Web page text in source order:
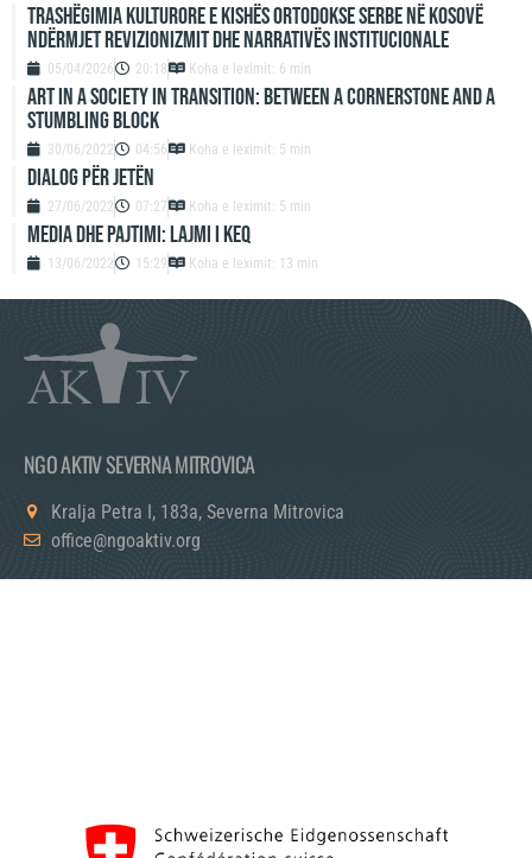
Trashëgimia kulturore e Kishës Ortodokse Serbe në Kosovë
ndërmjet revizionizmit dhe narrativës institucionale
05/04/2026 20:18 Koha e leximit: 6 min
ART IN A SOCIETY IN TRANSITION: BETWEEN A CORNERSTONE AND A
STUMBLING BLOCK
30/06/2022 04:56 Koha e leximit: 5 min
DIALOG PËR JETËN
27/06/2022 07:27 Koha e leximit: 5 min
MEDIA DHE PAJTIMI: LAJMI I KEQ
13/06/2022 15:29 Koha e leximit: 13 min
NGO AKTIV SEVERNA MITROVICA
Kralja Petra I, 183a, Severna Mitrovica
office@ngoaktiv.org